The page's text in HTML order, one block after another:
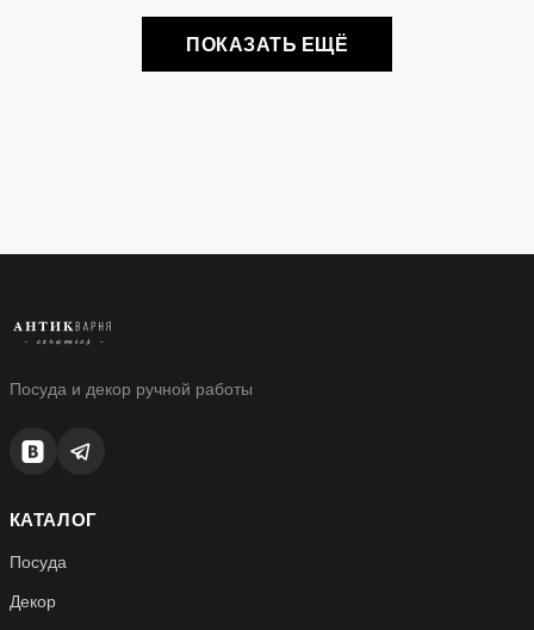
ПОКАЗАТЬ ЕЩЁ
Посуда и декор ручной работы
КАТАЛОГ
Посуда
Декор